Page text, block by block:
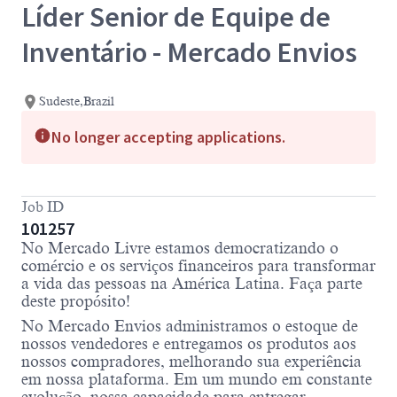
Líder Senior de Equipe de
Inventário - Mercado Envios
Sudeste,Brazil
No longer accepting applications.
Job ID
101257
No Mercado Livre estamos democratizando o
comércio e os serviços financeiros para transformar
a vida das pessoas na América Latina. Faça parte
deste propósito!
No Mercado Envios administramos o estoque de
nossos vendedores e entregamos os produtos aos
nossos compradores, melhorando sua experiência
em nossa plataforma. Em um mundo em constante